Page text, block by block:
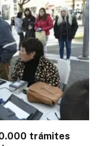
trámites